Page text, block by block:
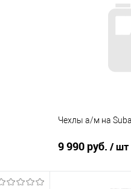
Купить в 1 клик
Чехлы а/м на
9 990 руб. / шт